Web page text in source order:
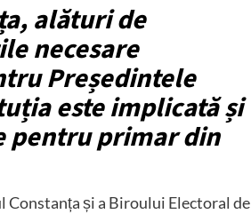
alături de
necesare
Președintele
este implicată și
pentru primar din
Constanța și a Biroului Electoral de